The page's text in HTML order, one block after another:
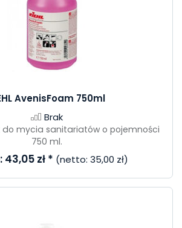
AvenisFoam 750ml
Brak
do mycia sanitariatów o pojemności
750 ml.
43,05 zł* (netto: 35,00 zł)